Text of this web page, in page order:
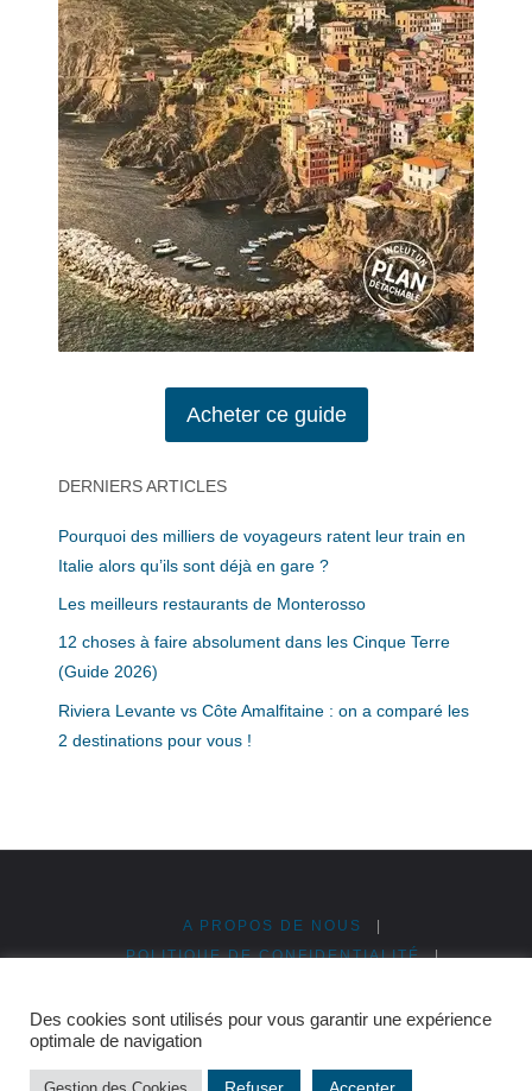
Acheter ce guide
DERNIERS ARTICLES
Pourquoi des milliers de voyageurs ratent leur train en
Italie alors qu’ils sont déjà en gare ?
Les meilleurs restaurants de Monterosso
12 choses à faire absolument dans les Cinque Terre
(Guide 2026)
Riviera Levante vs Côte Amalfitaine : on a comparé les
2 destinations pour vous !
A PROPOS DE NOUS
POLITIQUE DE CONFIDENTIALITÉ |
PUBLICITÉ & PARTENARIATS | PLAN DU SITE
©2026 Cinque Terre en Italie
Des cookies sont utilisés pour vous garantir une expérience
optimale de navigation